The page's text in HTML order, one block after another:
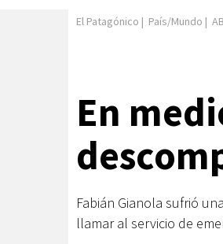
El Patagónico | País/Mundo |
En
Fabián Gianola sufrió
llamar al servicio de